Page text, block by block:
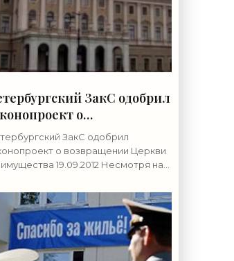
ЗакС одобрил
о
Церкви ее
-
ЗакС одобрил
о возвращении Церкви
19.09.2012 Несмотря на
закона в первом чтении …
на разногласия по поводу